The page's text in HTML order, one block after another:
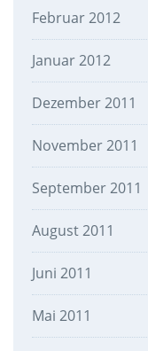
Februar 2012
Januar 2012
Dezember 2011
November 2011
September 2011
August 2011
Juni 2011
Mai 2011